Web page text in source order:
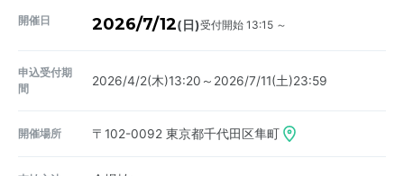
開催日 2026/7/12(日)受付開始 13:15 ～
申込受付期
間
2026/4/2(木)13:20～2026/7/11(土)23:59
開催場所 〒102-0092 東京都千代田区隼町